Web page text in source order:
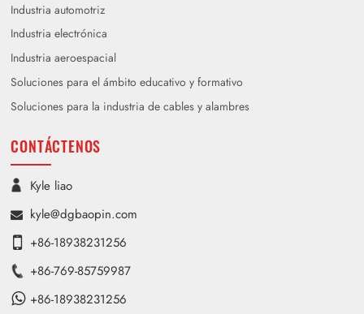
Industria automotriz
Industria electrónica
Industria aeroespacial
Soluciones para el ámbito educativo y formativo
Soluciones para la industria de cables y alambres
CONTÁCTENOS
Kyle liao
kyle@dgbaopin.com
+86-18938231256
+86-769-85759987
+86-18938231256